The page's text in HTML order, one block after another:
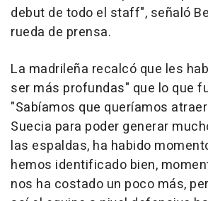
debut de todo el staff", señaló
rueda de prensa.
La madrileña recalcó que les
ser más profundas" que lo que
"Sabíamos que queríamos
Suecia para poder generar
las espaldas, ha habido
hemos identificado bien,
nos ha costado un poco más,